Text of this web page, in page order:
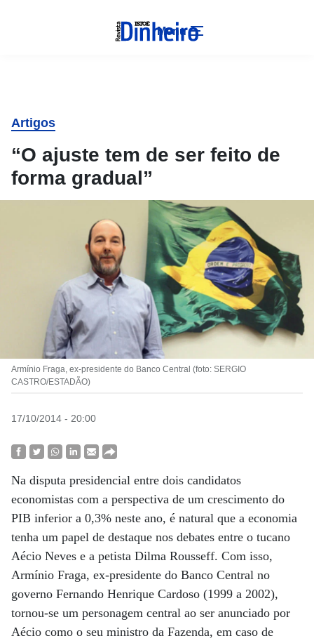
Menu
Artigos
“O ajuste tem de ser feito de
forma gradual”
Armínio Fraga, ex-presidente do Banco Central (foto: SERGIO
CASTRO/ESTADÃO)
17/10/2014 - 20:00
Na disputa presidencial entre dois candidatos
economistas com a perspectiva de um crescimento do
PIB inferior a 0,3% neste ano, é natural que a economia
tenha um papel de destaque nos debates entre o tucano
Aécio Neves e a petista Dilma Rousseff. Com isso,
Armínio Fraga, ex-presidente do Banco Central no
governo Fernando Henrique Cardoso (1999 a 2002),
tornou-se um personagem central ao ser anunciado por
Aécio como o seu ministro da Fazenda, em caso de